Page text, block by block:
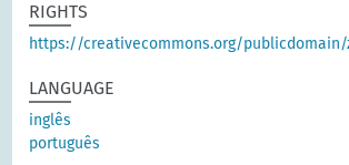
RIGHTS
https://creativecommons.org/
LANGUAGE
inglês
português